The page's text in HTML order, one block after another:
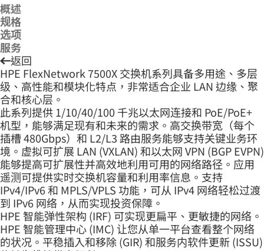
概述
规格
选项
服务
返回
HPE FlexNetwork 7500X 交换机系列具备多用途、多层
级、高性能和模块化特点，非常适合企业 LAN 边缘、聚
合和核心层。
此系列提供 1/10/40/100 千兆以太网连接和 PoE/PoE+
机型，能够满足现有和未来的需求。高交换带宽（每个
插槽 480Gbps）和 L2/L3 路由服务能够支持关键业务环
境。虚拟可扩展 LAN (VXLAN) 和以太网 VPN (BGP EVPN)
能够提高可扩展性并高效地利用可用的网络路径。应用
遥测可提供实时交换机容量和利用率信息。支持
IPv4/IPv6 和 MPLS/VPLS 功能，可从 IPv4 网络轻松过渡
到 IPv6 网络，从而实现投资保障。
HPE 智能弹性架构 (IRF) 可实现更扁平、更敏捷的网络。
HPE 智能管理中心 (IMC) 让您从单一平台查看整个网络
的状况。平稳插入和移除 (GIR) 和服务内软件更新 (ISSU)